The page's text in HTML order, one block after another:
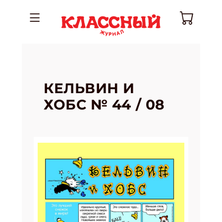
КЕЛЬВИН И
ХОБС № 44 / 08